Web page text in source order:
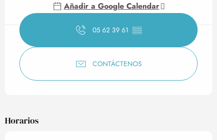
Añadir a Google Calendar
05 62 39 61 ▒▒
CONTÁCTENOS
Horarios